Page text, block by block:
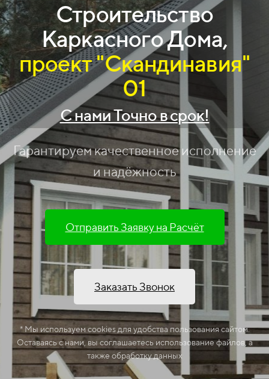
Строительство
Каркасного Дома,
проект "Скандинавия"
01
С нами Точно в срок!
Гарантируем качественное исполнение
и надёжность
Отправить Заявку на Расчёт
Заказать Звонок
* Мы используем cookies для удобства пользования сайтом.
Оставаясь с нами, вы соглашаетесь использование файлов, а
также обработку данных